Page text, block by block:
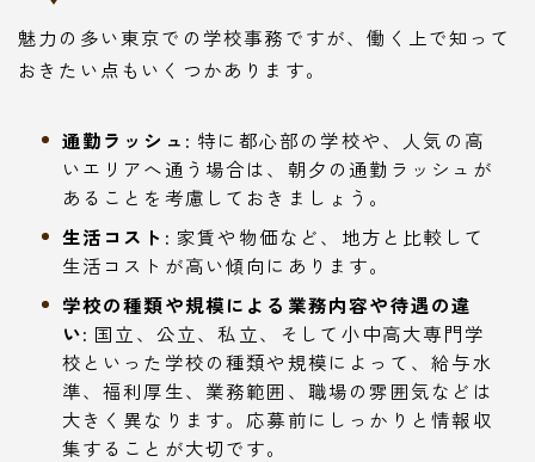
魅力の多い東京での学校事務ですが、働く上で知って
おきたい点もいくつかあります。
通勤ラッシュ: 特に都心部の学校や、人気の高
いエリアへ通う場合は、朝夕の通勤ラッシュが
あることを考慮しておきましょう。
生活コスト: 家賃や物価など、地方と比較して
生活コストが高い傾向にあります。
学校の種類や規模による業務内容や待遇の違
い: 国立、公立、私立、そして小中高大専門学
校といった学校の種類や規模によって、給与水
準、福利厚生、業務範囲、職場の雰囲気などは
大きく異なります。応募前にしっかりと情報収
集することが大切です。